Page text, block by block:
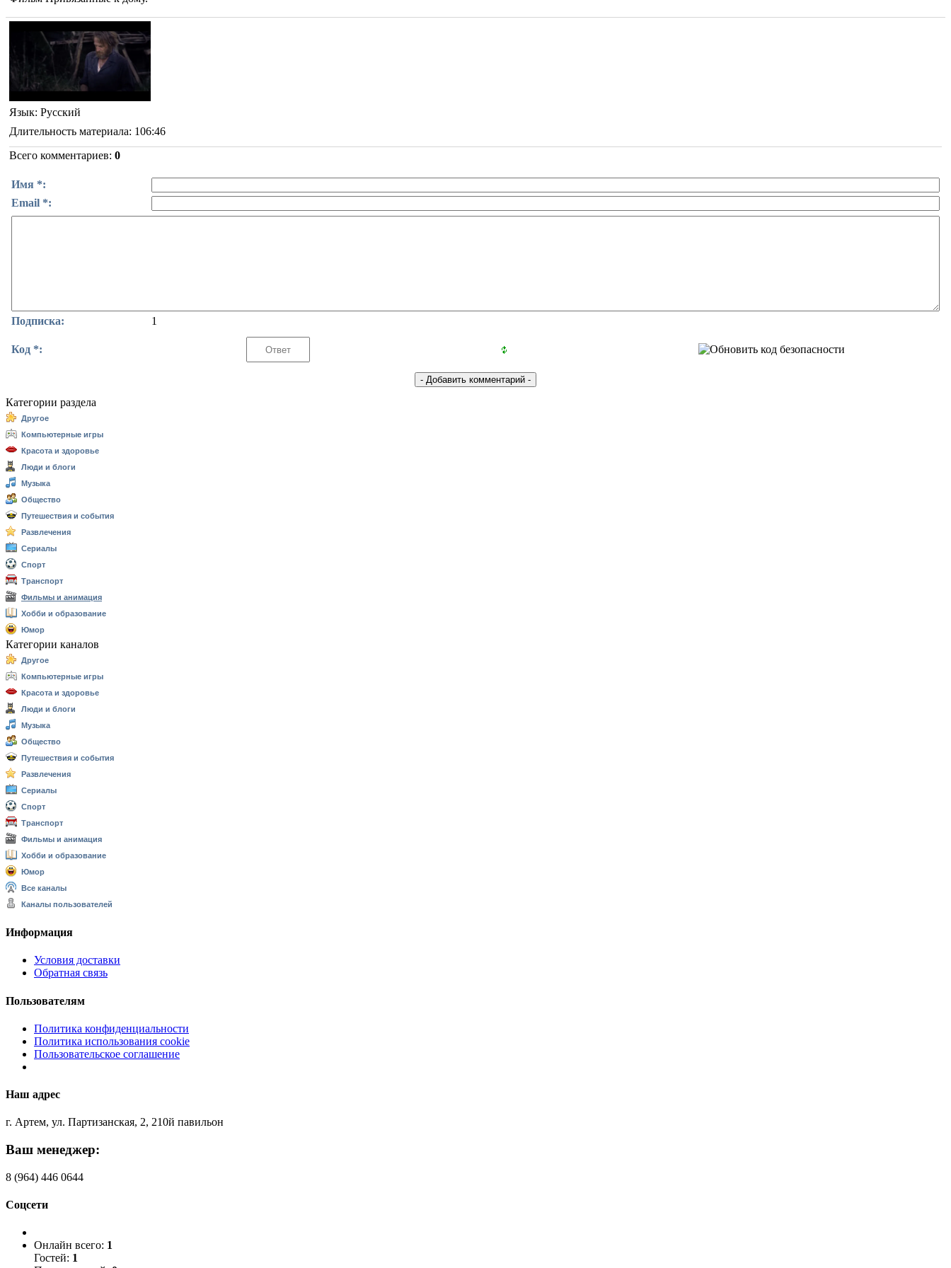
Язык: Русский
Длительность материала: 106:46
Всего комментариев: 0
Имя *:
Email *:
Подписка: 1
Код *:
Категории раздела
Другое
Компьютерные игры
Красота и здоровье
Люди и блоги
Музыка
Общество
Путешествия и события
Развлечения
Сериалы
Спорт
Транспорт
Фильмы и анимация
Хобби и образование
Юмор
Категории каналов
Другое
Компьютерные игры
Красота и здоровье
Люди и блоги
Музыка
Общество
Путешествия и события
Развлечения
Сериалы
Спорт
Транспорт
Фильмы и анимация
Хобби и образование
Юмор
Все каналы
Каналы пользователей
Информация
Условия доставки
Обратная связь
Пользователям
Политика конфиденциальности
Политика использования cookie
Пользовательское соглашение
Наш адрес
г. Артем, ул. Партизанская, 2, 210й павильон
Ваш менеджер:
8 (964) 446 0644
Соцсети
Онлайн всего: 1
Гостей: 1